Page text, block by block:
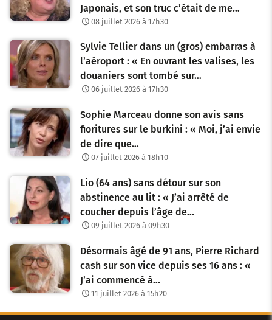
Japonais, et son truc c’était de me…
08 juillet 2026 à 17h30
Sylvie Tellier dans un (gros) embarras à
l’aéroport : « En ouvrant les valises, les
douaniers sont tombé sur…
06 juillet 2026 à 17h30
Sophie Marceau donne son avis sans
fioritures sur le burkini : « Moi, j’ai envie
de dire que…
07 juillet 2026 à 18h10
Lio (64 ans) sans détour sur son
abstinence au lit : « J’ai arrêté de
coucher depuis l’âge de…
09 juillet 2026 à 09h30
Désormais âgé de 91 ans, Pierre Richard
cash sur son vice depuis ses 16 ans : «
J’ai commencé à…
11 juillet 2026 à 15h20